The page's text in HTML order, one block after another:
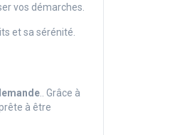
vos démarches.
et sa sérénité.
.. Grâce à
à être